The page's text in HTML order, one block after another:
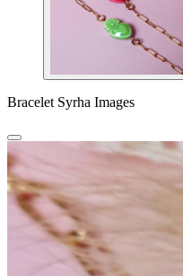
Bracelet Syrha Images